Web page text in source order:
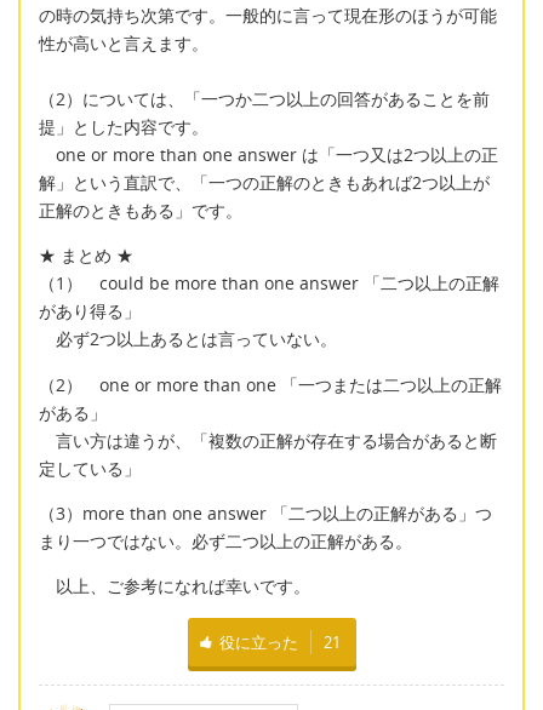
の時の気持ち次第です。一般的に言って現在形のほうが可能
性が高いと言えます。
（2）については、「一つか二つ以上の回答があることを前
提」とした内容です。
one or more than one answer は「一つ又は2つ以上の正
解」という直訳で、「一つの正解のときもあれば2つ以上が
正解のときもある」です。
★ まとめ ★
（1） could be more than one answer 「二つ以上の正解
があり得る」
必ず2つ以上あるとは言っていない。
（2） one or more than one 「一つまたは二つ以上の正解
がある」
言い方は違うが、「複数の正解が存在する場合があると断
定している」
（3）more than one answer 「二つ以上の正解がある」つ
まり一つではない。必ず二つ以上の正解がある。
以上、ご参考になれば幸いです。
役に立った 21